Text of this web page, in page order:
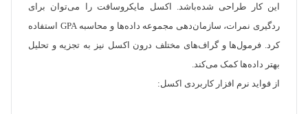
این کار طراحی شده‌باشد. اکسل مایکروسافت را می‌توان برای
ردگیری نمرات، سازمان‌دهی مجموعه داده‌ها و محاسبه GPA استفاده
کرد. فرمول‌ها و گراف‌های مختلف درون اکسل نیز به تجزیه و تحلیل
بهتر داده‌ها کمک می‌کند.
از فواید نرم افزار کاربردی اکسل: